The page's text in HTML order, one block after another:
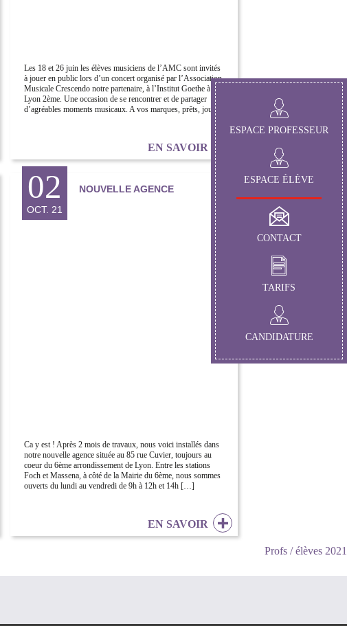
ESPACE PROFESSEUR
ESPACE ÉLÈVE
CONTACT
TARIFS
CANDIDATURE
Les 18 et 26 juin les élèves musiciens de l’AMC sont invités
à jouer en public lors d’un concert organisé par l’Association
Musicale Crescendo notre partenaire, à l’Institut Goethe à
Lyon 2ème. Une occasion de se rencontrer et de partager
d’agréables moments musicaux. A vos marques, prêts, jouez!
EN SAVOIR
02
OCT. 21
NOUVELLE AGENCE
Ca y est ! Après 2 mois de travaux, nous voici installés dans
notre nouvelle agence située au 85 rue Cuvier, toujours au
coeur du 6ème arrondissement de Lyon. Entre les stations
Foch et Massena, à côté de la Mairie du 6ème, nous sommes
ouverts du lundi au vendredi de 9h à 12h et 14h […]
EN SAVOIR
Profs / élèves 2021